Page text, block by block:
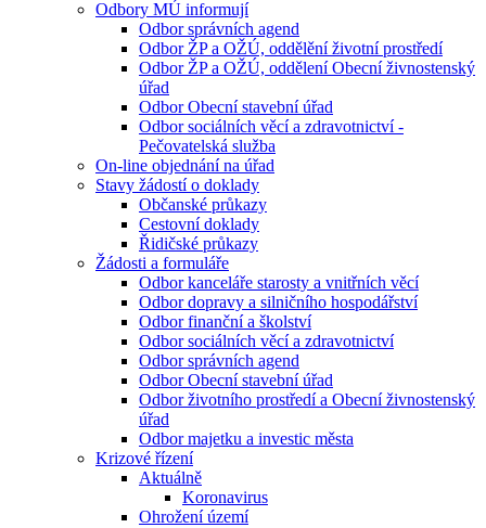
Odbory MÚ informují
Odbor správních agend
Odbor ŽP a OŽÚ, oddělění životní prostředí
Odbor ŽP a OŽÚ, oddělení Obecní živnostenský
úřad
Odbor Obecní stavební úřad
Odbor sociálních věcí a zdravotnictví -
Pečovatelská služba
On-line objednání na úřad
Stavy žádostí o doklady
Občanské průkazy
Cestovní doklady
Řidičské průkazy
Žádosti a formuláře
Odbor kanceláře starosty a vnitřních věcí
Odbor dopravy a silničního hospodářství
Odbor finanční a školství
Odbor sociálních věcí a zdravotnictví
Odbor správních agend
Odbor Obecní stavební úřad
Odbor životního prostředí a Obecní živnostenský
úřad
Odbor majetku a investic města
Krizové řízení
Aktuálně
Koronavirus
Ohrožení území